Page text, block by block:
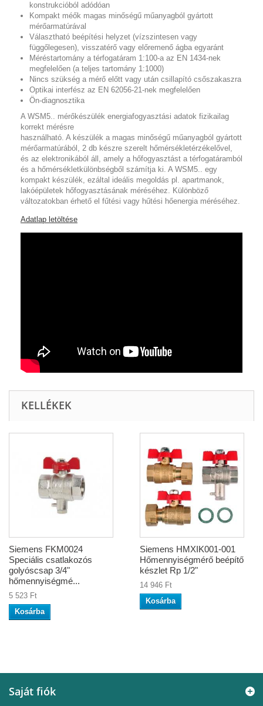
konstrukcióból adódóan
Kompakt méők magas minőségű műanyagból gyártott
mérőarmatúrával
Választható beépítési helyzet (vízszintesen vagy
függőlegesen), visszatérő vagy előremenő ágba egyaránt
Méréstartomány a térfogatáram 1:100-a az EN 1434-nek
megfelelően (a teljes tartomány 1:1000)
Nincs szükség a mérő előtt vagy után csillapító csőszakaszra
Optikai interfész az EN 62056-21-nek megfelelően
Ön-diagnosztika
A WSM5.. mérőkészülék energiafogyasztási adatok fizikailag
korrekt mérésre
használható. A készülék a magas minőségű műanyagból gyártott
mérőarmatúrából, 2 db készre szerelt hőmérsékletérzékelővel,
és az elektronikából áll, amely a hőfogyasztást a térfogatáramból
és a hőmérsékletkülönbségből számítja ki. A WSM5.. egy
kompakt készülék, ezáltal ideális megoldás pl. apartmanok,
lakóépületek hőfogyasztásának méréséhez. Különböző
változatokban érhető el fűtési vagy hűtési hőenergia méréséhez.
Adatlap letöltése
KELLÉKEK
Siemens FKM0024
Speciális csatlakozós
golyóscsap 3/4"
hőmennyiségmé...
5 523 Ft
Kosárba
Siemens HMXIK001-001
Hőmennyiségmérő beépítő
készlet Rp 1/2"
14 946 Ft
Kosárba
Saját fiók